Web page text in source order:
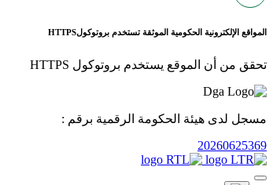
المواقع الإلكترونية الحكومية الموثقة تستخدم بروتوكولHTTPS
تحقق من أن الموقع يستخدم بروتوكول HTTPS
مسجل لدى هيئة الحكومة الرقمية برقم :
20260625369